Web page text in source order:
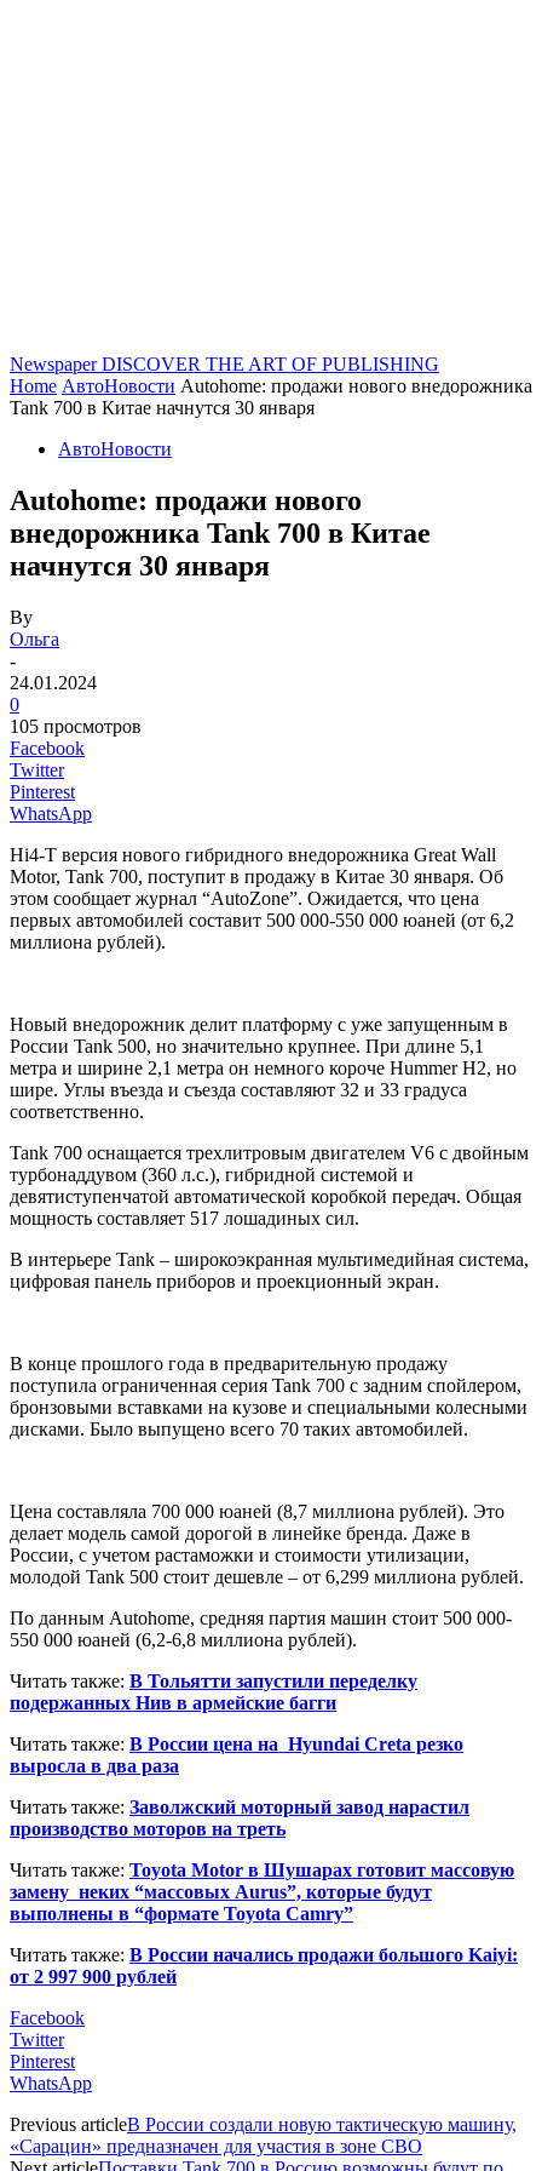
Newspaper DISCOVER THE ART OF PUBLISHING
Home АвтоНовости Autohome: продажи нового внедорожника
Tank 700 в Китае начнутся 30 января
АвтоНовости
Autohome: продажи нового
внедорожника Tank 700 в Китае
начнутся 30 января
By
Ольга
-
24.01.2024
0
105 просмотров
Facebook
Twitter
Pinterest
WhatsApp
Hi4-T версия нового гибридного внедорожника Great Wall
Motor, Tank 700, поступит в продажу в Китае 30 января. Об
этом сообщает журнал “AutoZone”. Ожидается, что цена
первых автомобилей составит 500 000-550 000 юаней (от 6,2
миллиона рублей).
Новый внедорожник делит платформу с уже запущенным в
России Tank 500, но значительно крупнее. При длине 5,1
метра и ширине 2,1 метра он немного короче Hummer H2, но
шире. Углы въезда и съезда составляют 32 и 33 градуса
соответственно.
Tank 700 оснащается трехлитровым двигателем V6 с двойным
турбонаддувом (360 л.с.), гибридной системой и
девятиступенчатой автоматической коробкой передач. Общая
мощность составляет 517 лошадиных сил.
В интерьере Tank – широкоэкранная мультимедийная система,
цифровая панель приборов и проекционный экран.
В конце прошлого года в предварительную продажу
поступила ограниченная серия Tank 700 с задним спойлером,
бронзовыми вставками на кузове и специальными колесными
дисками. Было выпущено всего 70 таких автомобилей.
Цена составляла 700 000 юаней (8,7 миллиона рублей). Это
делает модель самой дорогой в линейке бренда. Даже в
России, с учетом растаможки и стоимости утилизации,
молодой Tank 500 стоит дешевле – от 6,299 миллиона рублей.
По данным Autohome, средняя партия машин стоит 500 000-
550 000 юаней (6,2-6,8 миллиона рублей).
Читать также: В Тольятти запустили переделку
подержанных Нив в армейские багги
Читать также: В России цена на Hyundai Creta резко
выросла в два раза
Читать также: Заволжский моторный завод нарастил
производство моторов на треть
Читать также: Toyota Motor в Шушарах готовит массовую
замену неких “массовых Aurus”, которые будут
выполнены в “формате Toyota Camry”
Читать также: В России начались продажи большого Kaiyi:
от 2 997 900 рублей
Facebook
Twitter
Pinterest
WhatsApp
Previous articleВ России создали новую тактическую машину,
«Сарацин» предназначен для участия в зоне СВО